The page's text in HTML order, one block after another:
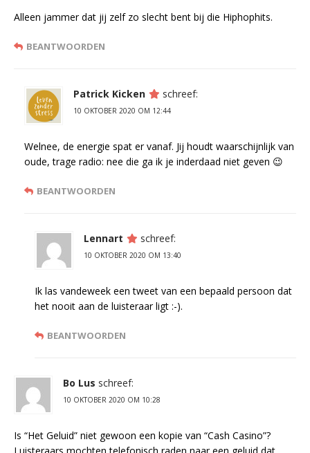
Alleen jammer dat jij zelf zo slecht bent bij die Hiphophits.
BEANTWOORDEN
Patrick Kicken schreef:
10 OKTOBER 2020 OM 12:44
Welnee, de energie spat er vanaf. Jij houdt waarschijnlijk van
oude, trage radio: nee die ga ik je inderdaad niet geven 😉
BEANTWOORDEN
Lennart schreef:
10 OKTOBER 2020 OM 13:40
Ik las vandeweek een tweet van een bepaald persoon dat
het nooit aan de luisteraar ligt :-).
BEANTWOORDEN
Bo Lus schreef:
10 OKTOBER 2020 OM 10:28
Is “Het Geluid” niet gewoon een kopie van “Cash Casino”?
Luisteraars mochten telefonisch raden naar een geluid dat